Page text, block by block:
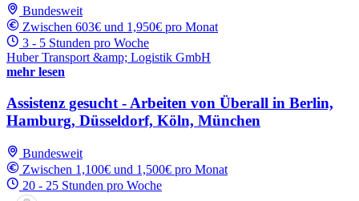
Bundesweit
Zwischen 603€ und 1,950€ pro Monat
3 - 5 Stunden pro Woche
Huber Transport &amp; Logistik GmbH
mehr lesen
Assistenz gesucht - Arbeiten von Überall in Berlin,
Hamburg, Düsseldorf, Köln, München
Bundesweit
Zwischen 1,100€ und 1,500€ pro Monat
20 - 25 Stunden pro Woche